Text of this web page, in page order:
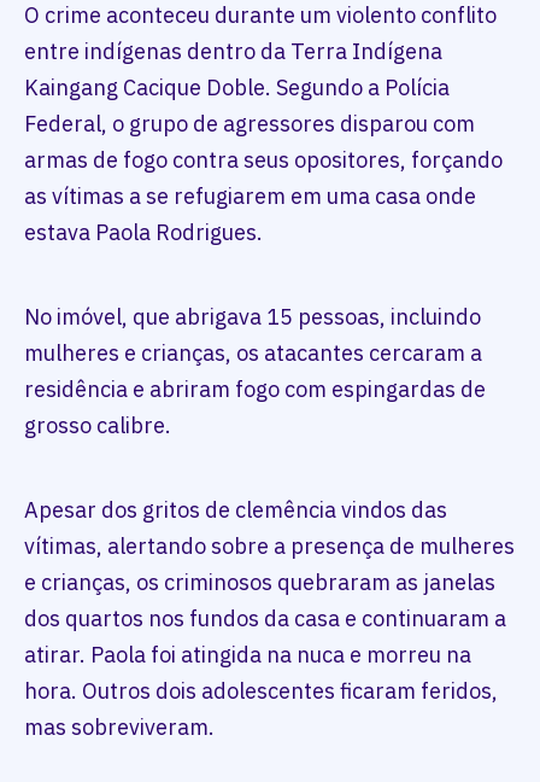
O crime aconteceu durante um violento conflito
entre indígenas dentro da Terra Indígena
Kaingang Cacique Doble. Segundo a Polícia
Federal, o grupo de agressores disparou com
armas de fogo contra seus opositores, forçando
as vítimas a se refugiarem em uma casa onde
estava Paola Rodrigues.
No imóvel, que abrigava 15 pessoas, incluindo
mulheres e crianças, os atacantes cercaram a
residência e abriram fogo com espingardas de
grosso calibre.
Apesar dos gritos de clemência vindos das
vítimas, alertando sobre a presença de mulheres
e crianças, os criminosos quebraram as janelas
dos quartos nos fundos da casa e continuaram a
atirar. Paola foi atingida na nuca e morreu na
hora. Outros dois adolescentes ficaram feridos,
mas sobreviveram.